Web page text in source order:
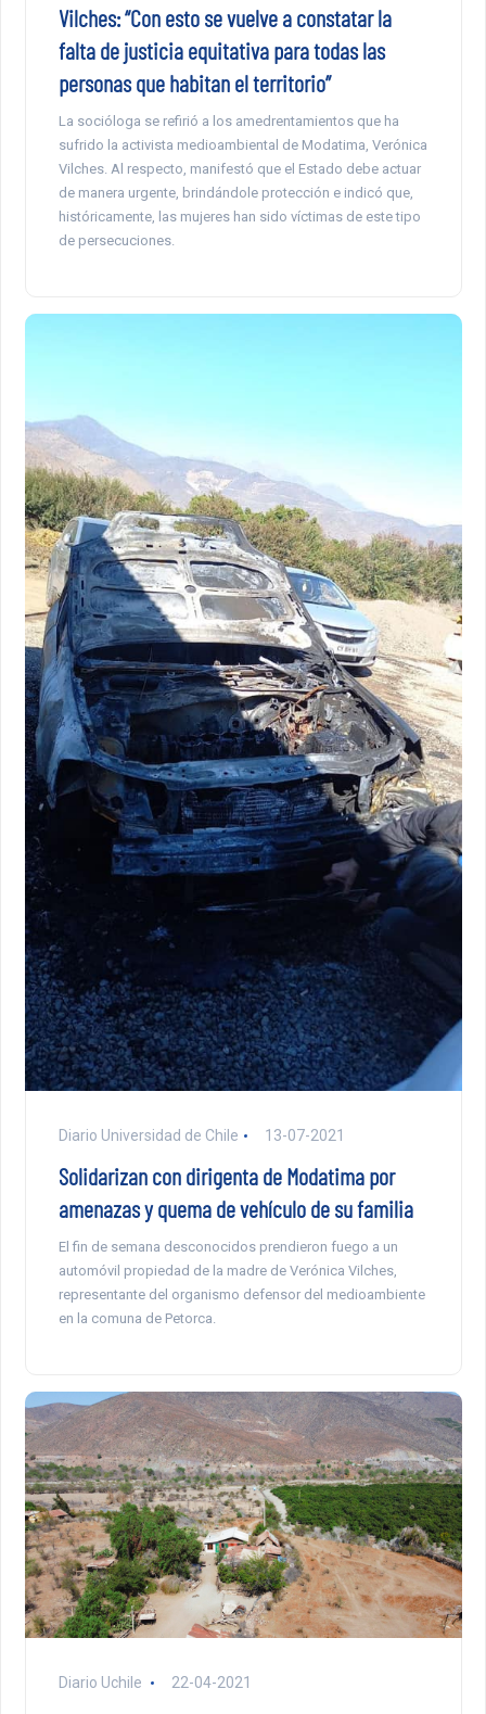
Vilches: “Con esto se vuelve a constatar la
falta de justicia equitativa para todas las
personas que habitan el territorio”
La socióloga se refirió a los amedrentamientos que ha
sufrido la activista medioambiental de Modatima, Verónica
Vilches. Al respecto, manifestó que el Estado debe actuar
de manera urgente, brindándole protección e indicó que,
históricamente, las mujeres han sido víctimas de este tipo
de persecuciones.
Diario Universidad de Chile 13-07-2021
Solidarizan con dirigenta de Modatima por
amenazas y quema de vehículo de su familia
El fin de semana desconocidos prendieron fuego a un
automóvil propiedad de la madre de Verónica Vilches,
representante del organismo defensor del medioambiente
en la comuna de Petorca.
Diario Uchile 22-04-2021